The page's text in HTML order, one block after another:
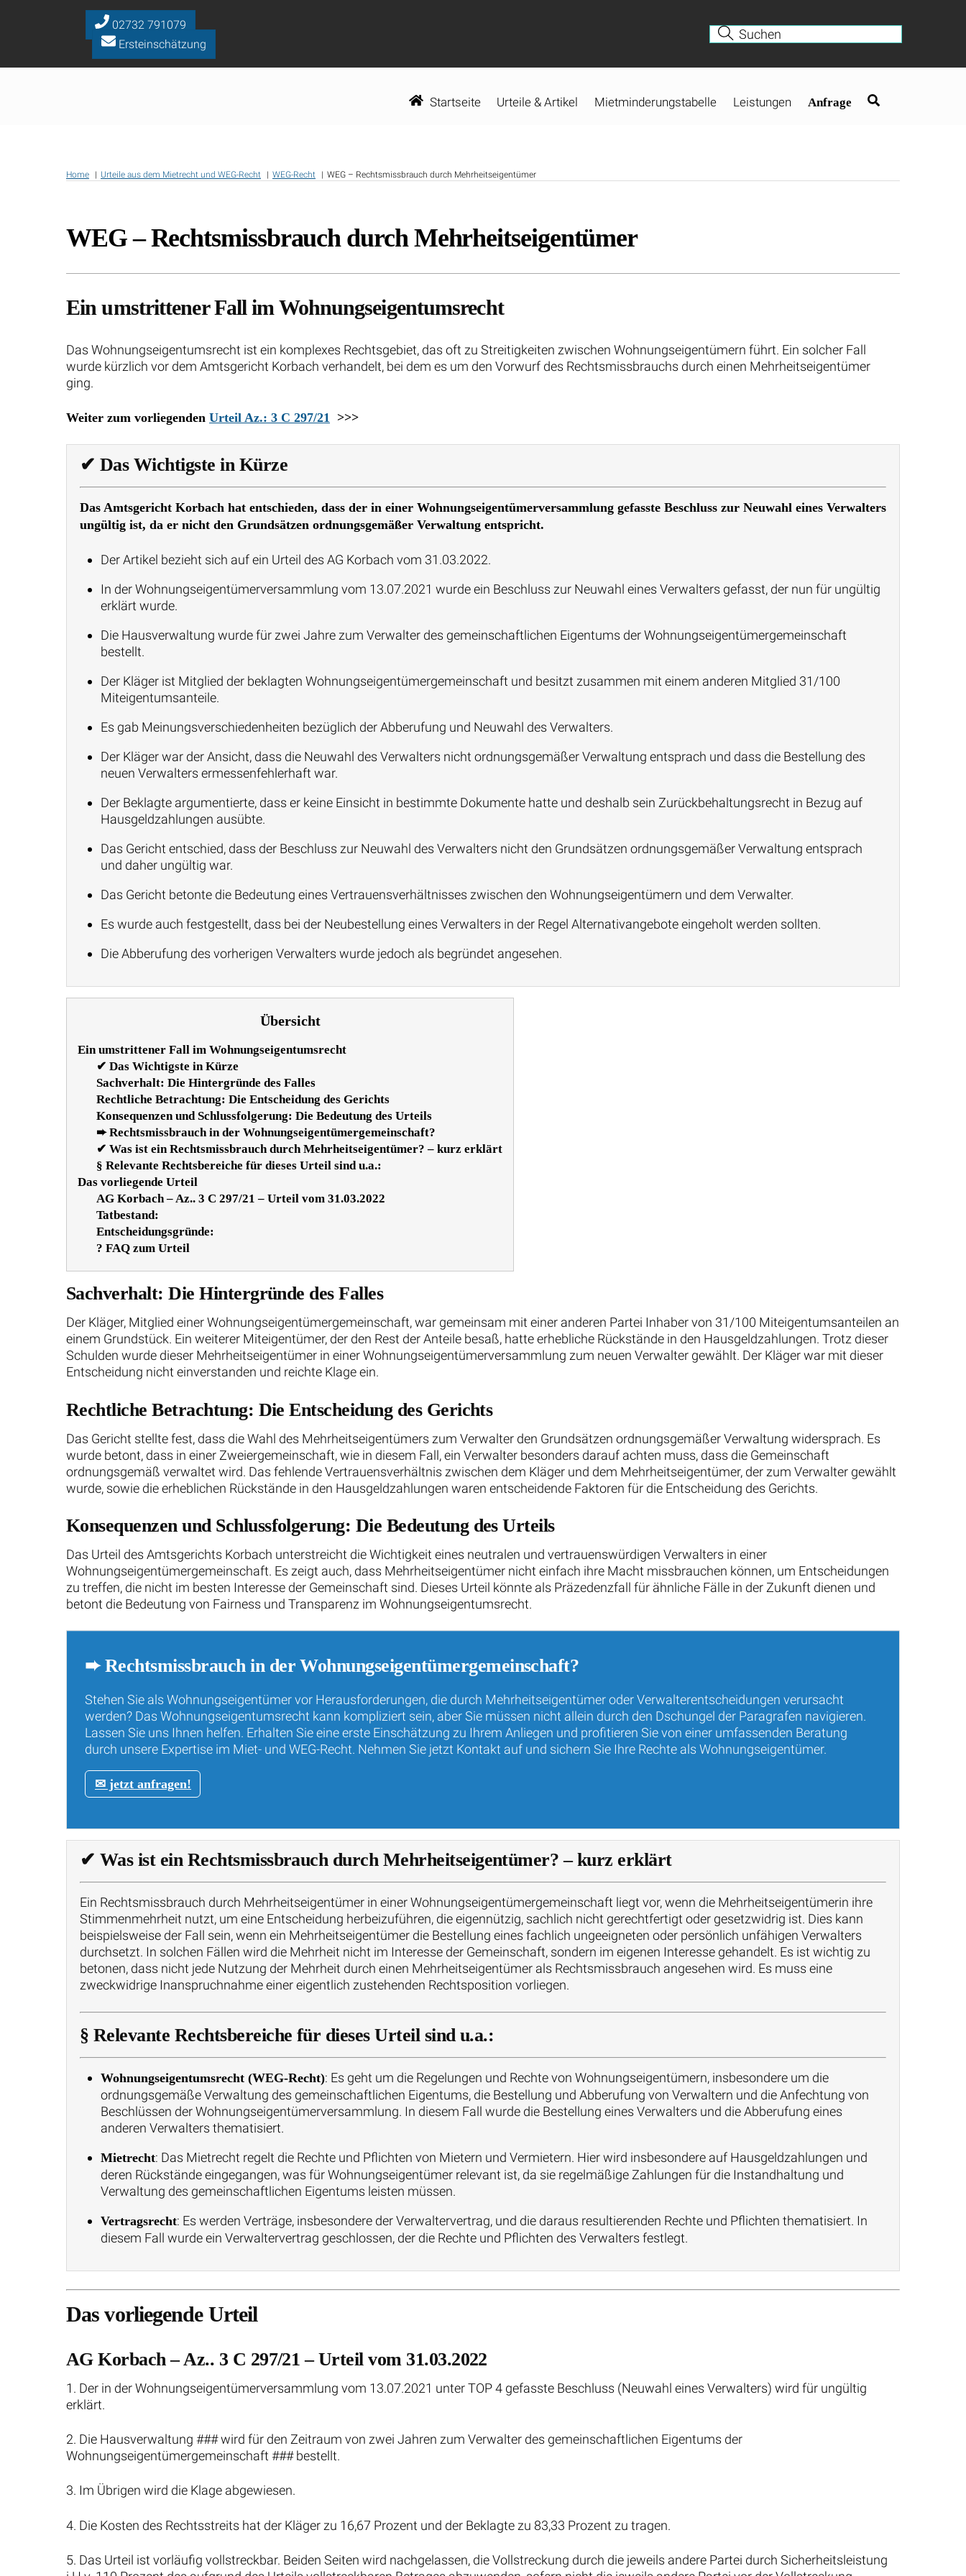
02732 791079
Ersteinschätzung
Startseite Urteile & Artikel Mietminderungstabelle Leistungen Anfrage
Home Urteile aus dem Mietrecht und WEG-Recht WEG-Recht WEG – Rechtsmissbrauch durch Mehrheitseigentümer
WEG – Rechtsmissbrauch durch Mehrheitseigentümer
Ein umstrittener Fall im Wohnungseigentumsrecht
Das Wohnungseigentumsrecht ist ein komplexes Rechtsgebiet, das oft zu Streitigkeiten zwischen Wohnungseigentümern führt. Ein solcher Fall
wurde kürzlich vor dem Amtsgericht Korbach verhandelt, bei dem es um den Vorwurf des Rechtsmissbrauchs durch einen Mehrheitseigentümer
ging.
Weiter zum vorliegenden Urteil Az.: 3 C 297/21 >>>
✔ Das Wichtigste in Kürze
Das Amtsgericht Korbach hat entschieden, dass der in einer Wohnungseigentümerversammlung gefasste Beschluss zur Neuwahl eines Verwalters
ungültig ist, da er nicht den Grundsätzen ordnungsgemäßer Verwaltung entspricht.
Der Artikel bezieht sich auf ein Urteil des AG Korbach vom 31.03.2022.
In der Wohnungseigentümerversammlung vom 13.07.2021 wurde ein Beschluss zur Neuwahl eines Verwalters gefasst, der nun für ungültig
erklärt wurde.
Die Hausverwaltung wurde für zwei Jahre zum Verwalter des gemeinschaftlichen Eigentums der Wohnungseigentümergemeinschaft
bestellt.
Der Kläger ist Mitglied der beklagten Wohnungseigentümergemeinschaft und besitzt zusammen mit einem anderen Mitglied 31/100
Miteigentumsanteile.
Es gab Meinungsverschiedenheiten bezüglich der Abberufung und Neuwahl des Verwalters.
Der Kläger war der Ansicht, dass die Neuwahl des Verwalters nicht ordnungsgemäßer Verwaltung entsprach und dass die Bestellung des
neuen Verwalters ermessenfehlerhaft war.
Der Beklagte argumentierte, dass er keine Einsicht in bestimmte Dokumente hatte und deshalb sein Zurückbehaltungsrecht in Bezug auf
Hausgeldzahlungen ausübte.
Das Gericht entschied, dass der Beschluss zur Neuwahl des Verwalters nicht den Grundsätzen ordnungsgemäßer Verwaltung entsprach
und daher ungültig war.
Das Gericht betonte die Bedeutung eines Vertrauensverhältnisses zwischen den Wohnungseigentümern und dem Verwalter.
Es wurde auch festgestellt, dass bei der Neubestellung eines Verwalters in der Regel Alternativangebote eingeholt werden sollten.
Die Abberufung des vorherigen Verwalters wurde jedoch als begründet angesehen.
Übersicht
Ein umstrittener Fall im Wohnungseigentumsrecht
✔ Das Wichtigste in Kürze
Sachverhalt: Die Hintergründe des Falles
Rechtliche Betrachtung: Die Entscheidung des Gerichts
Konsequenzen und Schlussfolgerung: Die Bedeutung des Urteils
➨ Rechtsmissbrauch in der Wohnungseigentümergemeinschaft?
✔ Was ist ein Rechtsmissbrauch durch Mehrheitseigentümer? – kurz erklärt
§ Relevante Rechtsbereiche für dieses Urteil sind u.a.:
Das vorliegende Urteil
AG Korbach – Az.. 3 C 297/21 – Urteil vom 31.03.2022
Tatbestand:
Entscheidungsgründe:
? FAQ zum Urteil
Sachverhalt: Die Hintergründe des Falles
Der Kläger, Mitglied einer Wohnungseigentümergemeinschaft, war gemeinsam mit einer anderen Partei Inhaber von 31/100 Miteigentumsanteilen an
einem Grundstück. Ein weiterer Miteigentümer, der den Rest der Anteile besaß, hatte erhebliche Rückstände in den Hausgeldzahlungen. Trotz dieser
Schulden wurde dieser Mehrheitseigentümer in einer Wohnungseigentümerversammlung zum neuen Verwalter gewählt. Der Kläger war mit dieser
Entscheidung nicht einverstanden und reichte Klage ein.
Rechtliche Betrachtung: Die Entscheidung des Gerichts
Das Gericht stellte fest, dass die Wahl des Mehrheitseigentümers zum Verwalter den Grundsätzen ordnungsgemäßer Verwaltung widersprach. Es
wurde betont, dass in einer Zweiergemeinschaft, wie in diesem Fall, ein Verwalter besonders darauf achten muss, dass die Gemeinschaft
ordnungsgemäß verwaltet wird. Das fehlende Vertrauensverhältnis zwischen dem Kläger und dem Mehrheitseigentümer, der zum Verwalter gewählt
wurde, sowie die erheblichen Rückstände in den Hausgeldzahlungen waren entscheidende Faktoren für die Entscheidung des Gerichts.
Konsequenzen und Schlussfolgerung: Die Bedeutung des Urteils
Das Urteil des Amtsgerichts Korbach unterstreicht die Wichtigkeit eines neutralen und vertrauenswürdigen Verwalters in einer
Wohnungseigentümergemeinschaft. Es zeigt auch, dass Mehrheitseigentümer nicht einfach ihre Macht missbrauchen können, um Entscheidungen
zu treffen, die nicht im besten Interesse der Gemeinschaft sind. Dieses Urteil könnte als Präzedenzfall für ähnliche Fälle in der Zukunft dienen und
betont die Bedeutung von Fairness und Transparenz im Wohnungseigentumsrecht.
➨ Rechtsmissbrauch in der Wohnungseigentümergemeinschaft?
Stehen Sie als Wohnungseigentümer vor Herausforderungen, die durch Mehrheitseigentümer oder Verwalterentscheidungen verursacht
werden? Das Wohnungseigentumsrecht kann kompliziert sein, aber Sie müssen nicht allein durch den Dschungel der Paragrafen navigieren.
Lassen Sie uns Ihnen helfen. Erhalten Sie eine erste Einschätzung zu Ihrem Anliegen und profitieren Sie von einer umfassenden Beratung
durch unsere Expertise im Miet- und WEG-Recht. Nehmen Sie jetzt Kontakt auf und sichern Sie Ihre Rechte als Wohnungseigentümer.
✉ jetzt anfragen!
✔ Was ist ein Rechtsmissbrauch durch Mehrheitseigentümer? – kurz erklärt
Ein Rechtsmissbrauch durch Mehrheitseigentümer in einer Wohnungseigentümergemeinschaft liegt vor, wenn die Mehrheitseigentümerin ihre
Stimmenmehrheit nutzt, um eine Entscheidung herbeizuführen, die eigennützig, sachlich nicht gerechtfertigt oder gesetzwidrig ist. Dies kann
beispielsweise der Fall sein, wenn ein Mehrheitseigentümer die Bestellung eines fachlich ungeeigneten oder persönlich unfähigen Verwalters
durchsetzt. In solchen Fällen wird die Mehrheit nicht im Interesse der Gemeinschaft, sondern im eigenen Interesse gehandelt. Es ist wichtig zu
betonen, dass nicht jede Nutzung der Mehrheit durch einen Mehrheitseigentümer als Rechtsmissbrauch angesehen wird. Es muss eine
zweckwidrige Inanspruchnahme einer eigentlich zustehenden Rechtsposition vorliegen.
§ Relevante Rechtsbereiche für dieses Urteil sind u.a.:
Wohnungseigentumsrecht (WEG-Recht): Es geht um die Regelungen und Rechte von Wohnungseigentümern, insbesondere um die
ordnungsgemäße Verwaltung des gemeinschaftlichen Eigentums, die Bestellung und Abberufung von Verwaltern und die Anfechtung von
Beschlüssen der Wohnungseigentümerversammlung. In diesem Fall wurde die Bestellung eines Verwalters und die Abberufung eines
anderen Verwalters thematisiert.
Mietrecht: Das Mietrecht regelt die Rechte und Pflichten von Mietern und Vermietern. Hier wird insbesondere auf Hausgeldzahlungen und
deren Rückstände eingegangen, was für Wohnungseigentümer relevant ist, da sie regelmäßige Zahlungen für die Instandhaltung und
Verwaltung des gemeinschaftlichen Eigentums leisten müssen.
Vertragsrecht: Es werden Verträge, insbesondere der Verwaltervertrag, und die daraus resultierenden Rechte und Pflichten thematisiert. In
diesem Fall wurde ein Verwaltervertrag geschlossen, der die Rechte und Pflichten des Verwalters festlegt.
Das vorliegende Urteil
AG Korbach – Az.. 3 C 297/21 – Urteil vom 31.03.2022
1. Der in der Wohnungseigentümerversammlung vom 13.07.2021 unter TOP 4 gefasste Beschluss (Neuwahl eines Verwalters) wird für ungültig
erklärt.
2. Die Hausverwaltung ### wird für den Zeitraum von zwei Jahren zum Verwalter des gemeinschaftlichen Eigentums der
Wohnungseigentümergemeinschaft ### bestellt.
3. Im Übrigen wird die Klage abgewiesen.
4. Die Kosten des Rechtsstreits hat der Kläger zu 16,67 Prozent und der Beklagte zu 83,33 Prozent zu tragen.
5. Das Urteil ist vorläufig vollstreckbar. Beiden Seiten wird nachgelassen, die Vollstreckung durch die jeweils andere Partei durch Sicherheitsleistung